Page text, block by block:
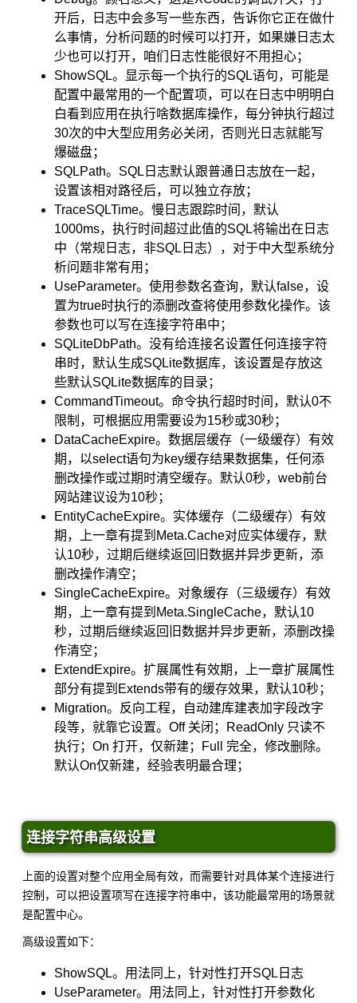
开后，日志中会多写一些东西，告诉你它正在做什
么事情，分析问题的时候可以打开，如果嫌日志太
少也可以打开，咱们日志性能很好不用担心；
ShowSQL。显示每一个执行的SQL语句，可能是
配置中最常用的一个配置项，可以在日志中明明白
白看到应用在执行啥数据库操作，每分钟执行超过
30次的中大型应用务必关闭，否则光日志就能写
爆磁盘；
SQLPath。SQL日志默认跟普通日志放在一起，
设置该相对路径后，可以独立存放；
TraceSQLTime。慢日志跟踪时间，默认
1000ms，执行时间超过此值的SQL将输出在日志
中（常规日志，非SQL日志），对于中大型系统分
析问题非常有用；
UseParameter。使用参数名查询，默认false，设
置为true时执行的添删改查将使用参数化操作。该
参数也可以写在连接字符串中；
SQLiteDbPath。没有给连接名设置任何连接字符
串时，默认生成SQLite数据库，该设置是存放这
些默认SQLite数据库的目录；
CommandTimeout。命令执行超时时间，默认0不
限制，可根据应用需要设为15秒或30秒；
DataCacheExpire。数据层缓存（一级缓存）有效
期，以select语句为key缓存结果数据集，任何添
删改操作或过期时清空缓存。默认0秒，web前台
网站建议设为10秒；
EntityCacheExpire。实体缓存（二级缓存）有效
期，上一章有提到Meta.Cache对应实体缓存，默
认10秒，过期后继续返回旧数据并异步更新，添
删改操作清空；
SingleCacheExpire。对象缓存（三级缓存）有效
期，上一章有提到Meta.SingleCache，默认10
秒，过期后继续返回旧数据并异步更新，添删改操
作清空；
ExtendExpire。扩展属性有效期，上一章扩展属性
部分有提到Extends带有的缓存效果，默认10秒；
Migration。反向工程，自动建库建表加字段改字
段等，就靠它设置。Off 关闭；ReadOnly 只读不
执行；On 打开，仅新建；Full 完全，修改删除。
默认On仅新建，经验表明最合理；
连接字符串高级设置
上面的设置对整个应用全局有效，而需要针对具体某个连接进行
控制，可以把设置项写在连接字符串中，该功能最常用的场景就
是配置中心。
高级设置如下：
ShowSQL。用法同上，针对性打开SQL日志
UseParameter。用法同上，针对性打开参数化